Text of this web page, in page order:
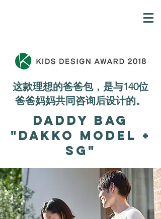
这款理想的爸爸包，是与140位
爸爸妈妈共同咨询后设计的。
Daddy Bag
"Dakko Model +
SG"